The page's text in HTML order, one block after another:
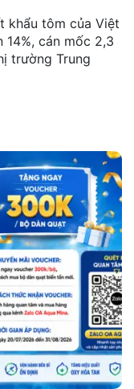
khẩu tôm của Việt
cán mốc 2,3
trường Trung